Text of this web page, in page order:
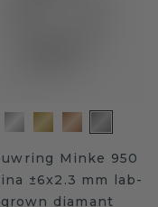
Minke 950
±6x2.3 mm lab-
grown diamant